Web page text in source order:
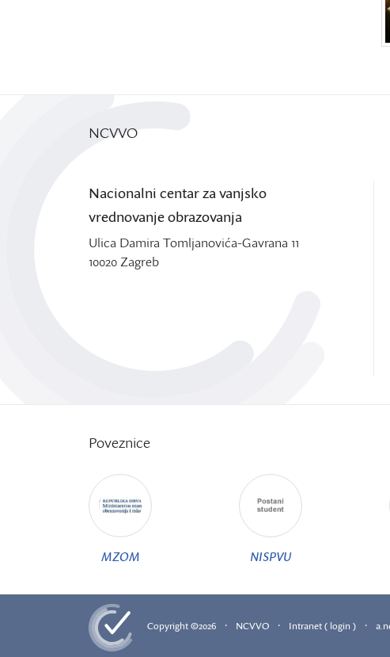
NCVVO
Nacionalni centar za vanjsko
vrednovanje obrazovanja
Ulica Damira Tomljanovića-Gavrana 11
10020 Zagreb
Poveznice
MZOM NISPVU
Copyright ©2026 · NCVVO · Intranet ( login ) ·